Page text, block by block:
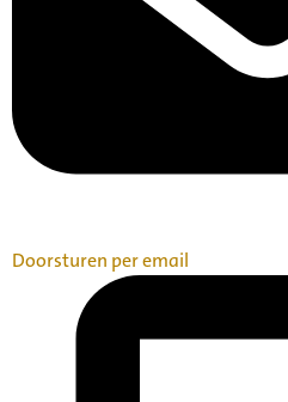
Doorsturen per email